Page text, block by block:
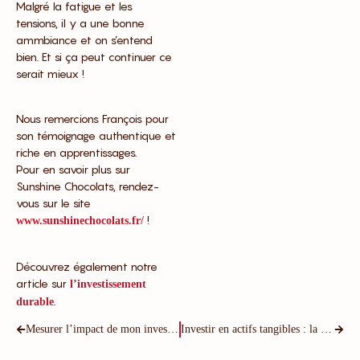
Malgré la fatigue et les
tensions, il y a une bonne
ammbiance et on s’entend
bien. Et si ça peut continuer ce
serait mieux !
Nous remercions François pour
son témoignage authentique et
riche en apprentissages.
Pour en savoir plus sur
Sunshine Chocolats, rendez-
vous sur le site
www.sunshinechocolats.fr/ !
Découvrez également notre
article sur l’investissement
durable